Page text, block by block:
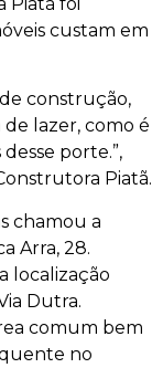
custam em
construção,
lazer, como é
porte.”,
Piatã.
chamou a
Arra, 28.
localização
Dutra.
comum bem
no